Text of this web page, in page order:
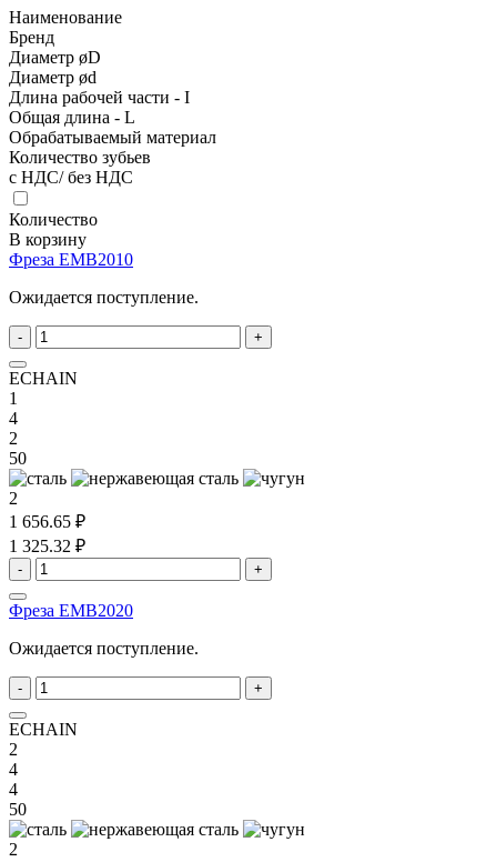
Наименование
Бренд
Диаметр øD
Диаметр ød
Длина рабочей части - I
Общая длина - L
Обрабатываемый материал
Количество зубьев
с НДС/ без НДС
Количество
В корзину
Фреза EMB2010
Ожидается поступление.
- +
ECHAIN
1
4
2
50
2
1 656.65 ₽
1 325.32 ₽
- +
Фреза EMB2020
Ожидается поступление.
- +
ECHAIN
2
4
4
50
2